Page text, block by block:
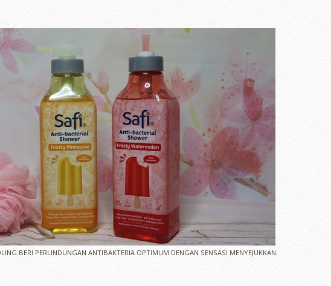
BERI PERLINDUNGAN ANTIBAKTERIA OPTIMUM DENGAN SENSASI MENYEJUKKAN.